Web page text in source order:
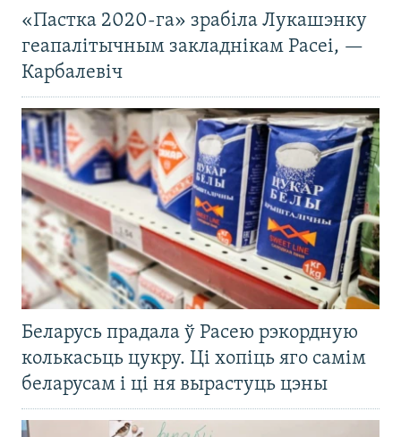
«Пастка 2020-га» зрабіла Лукашэнку
геапалітычным закладнікам Расеі, —
Карбалевіч
Беларусь прадала ў Расею рэкордную
колькасьць цукру. Ці хопіць яго самім
беларусам і ці ня вырастуць цэны